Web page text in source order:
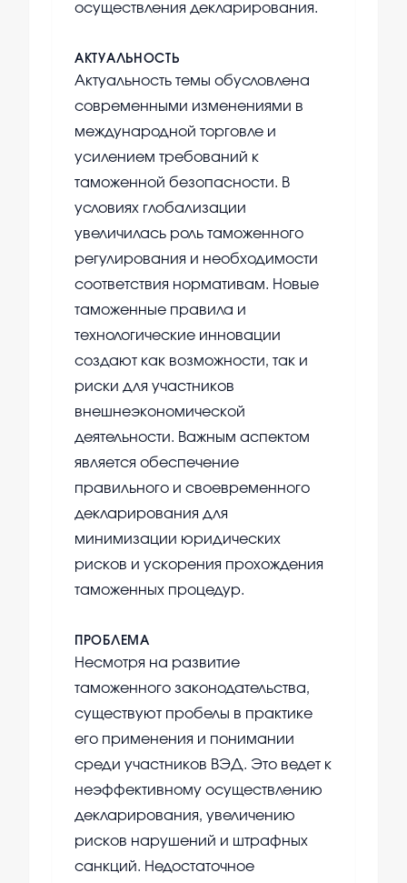
осуществления декларирования.
АКТУАЛЬНОСТЬ
Актуальность темы обусловлена
современными изменениями в
международной торговле и
усилением требований к
таможенной безопасности. В
условиях глобализации
увеличилась роль таможенного
регулирования и необходимости
соответствия нормативам. Новые
таможенные правила и
технологические инновации
создают как возможности, так и
риски для участников
внешнеэкономической
деятельности. Важным аспектом
является обеспечение
правильного и своевременного
декларирования для
минимизации юридических
рисков и ускорения прохождения
таможенных процедур.
ПРОБЛЕМА
Несмотря на развитие
таможенного законодательства,
существуют пробелы в практике
его применения и понимании
среди участников ВЭД. Это ведет к
неэффективному осуществлению
декларирования, увеличению
рисков нарушений и штрафных
санкций. Недостаточное